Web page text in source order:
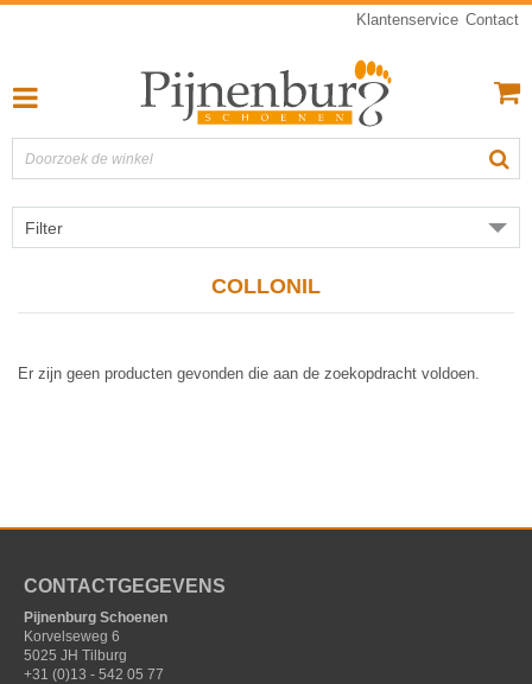
Klantenservice Contact
Filter
COLLONIL
Er zijn geen producten gevonden die aan de zoekopdracht voldoen.
CONTACTGEGEVENS
Pijnenburg Schoenen
Korvelseweg 6
5025 JH Tilburg
+31 (0)13 - 542 05 77